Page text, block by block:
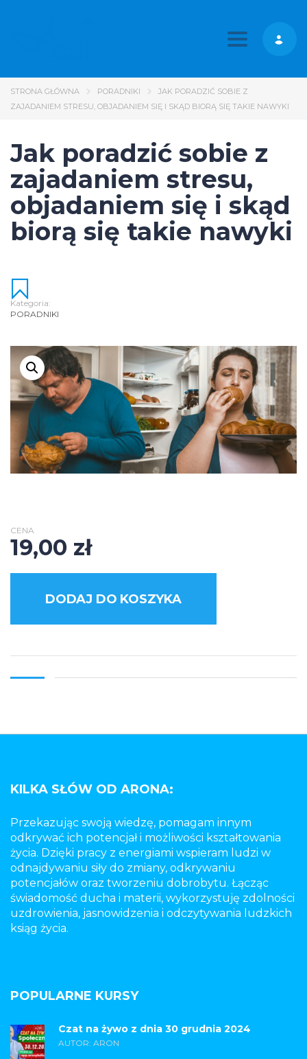
Toggle
STRONA GŁÓWNA PORADNIKI
JAK PORADZIĆ SOBIE Z
ZAJADANIEM STRESU, OBJADANIEM SIĘ I SKĄD BIORĄ SIĘ TAKIE NAWYKI
Jak poradzić sobie z
zajadaniem stresu,
objadaniem się i skąd
biorą się takie nawyki
Kategoria:
PORADNIKI
CENA
19,00 zł
DODAJ DO KOSZYKA
KILKA SŁÓW OD ARONA:
Przekazując swoją wiedzę, pomagam innym
odkrywać ich potencjał i możliwości kształtowania
życia. Dzięki pracy z energiami wspieram ludzi w
odnajdywaniu siły do zmiany, odkrywaniu
potencjałów oraz tworzeniu dobrobytu. Łącząc
świadomość ducha i materii, wykorzystuję zdolności
uzdrowienia, jasnowidzenia i odczytywania ludzkich
ksiąg życia.
POPULARNE KURSY
Czat na żywo z dnia 30 grudnia 2024
AUTOR: ARON